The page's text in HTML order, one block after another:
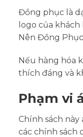
Đồng phục là
logo của
Nên Đồng
Nếu hàng hóa
thích đáng và
Phạm vi
Chính sách
các chính sách